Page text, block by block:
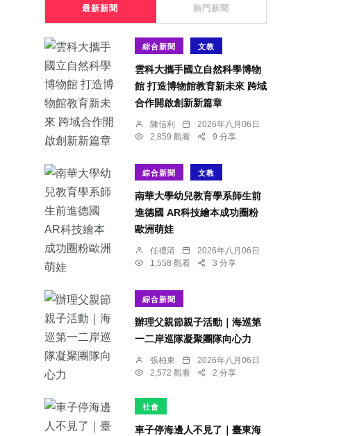
最新新聞 熱門新聞
綜合新聞 文教
雲科大攜手國立自然科學博物
館 打造博物館教育新未來 跨域
合作開啟創新新篇章
陳信利
2026年八月06日
2,859 觀看
9 分享
綜合新聞 文教
南華大學幼兒教育學系師生前
進德國 AR科技繪本成功圈粉
歐洲萌娃
任禮清
2026年八月06日
1,558 觀看
3 分享
綜合新聞
辦理父親節親子活動｜海巡第
一二岸巡隊凝聚團隊向心力
張柏東
2026年八月06日
2,572 觀看
2 分享
社會
車子停海邊人不見了｜臺東海